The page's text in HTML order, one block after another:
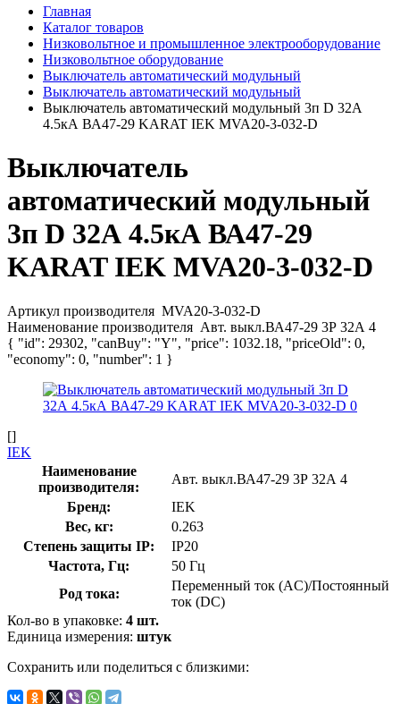
Главная
Каталог товаров
Низковольтное и промышленное электрооборудование
Низковольтное оборудование
Выключатель автоматический модульный
Выключатель автоматический модульный
Выключатель автоматический модульный 3п D 32А
4.5кА ВА47-29 KARAT IEK MVA20-3-032-D
Выключатель
автоматический модульный
3п D 32А 4.5кА ВА47-29
KARAT IEK MVA20-3-032-D
Артикул производителя MVA20-3-032-D
Наименование производителя Авт. выкл.ВА47-29 3Р 32А 4
{ "id": 29302, "canBuy": "Y", "price": 1032.18, "priceOld": 0,
"economy": 0, "number": 1 }
[]
IEK
Наименование
производителя:
Авт. выкл.ВА47-29 3Р 32А 4
Бренд:
IEK
Вес, кг:
0.263
Степень защиты IP:
IP20
Частота, Гц:
50 Гц
Род тока:
Переменный ток (AC)/Постоянный
ток (DC)
Кол-во в упаковке: 4 шт.
Единица измерения: штук
Сохранить или поделиться с близкими: